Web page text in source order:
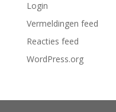
Login
Vermeldingen feed
Reacties feed
WordPress.org